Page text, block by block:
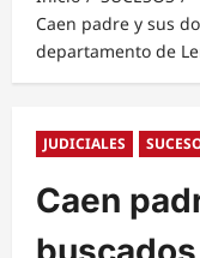
Caen padre y sus
departamento de
JUDICIALES
Caen